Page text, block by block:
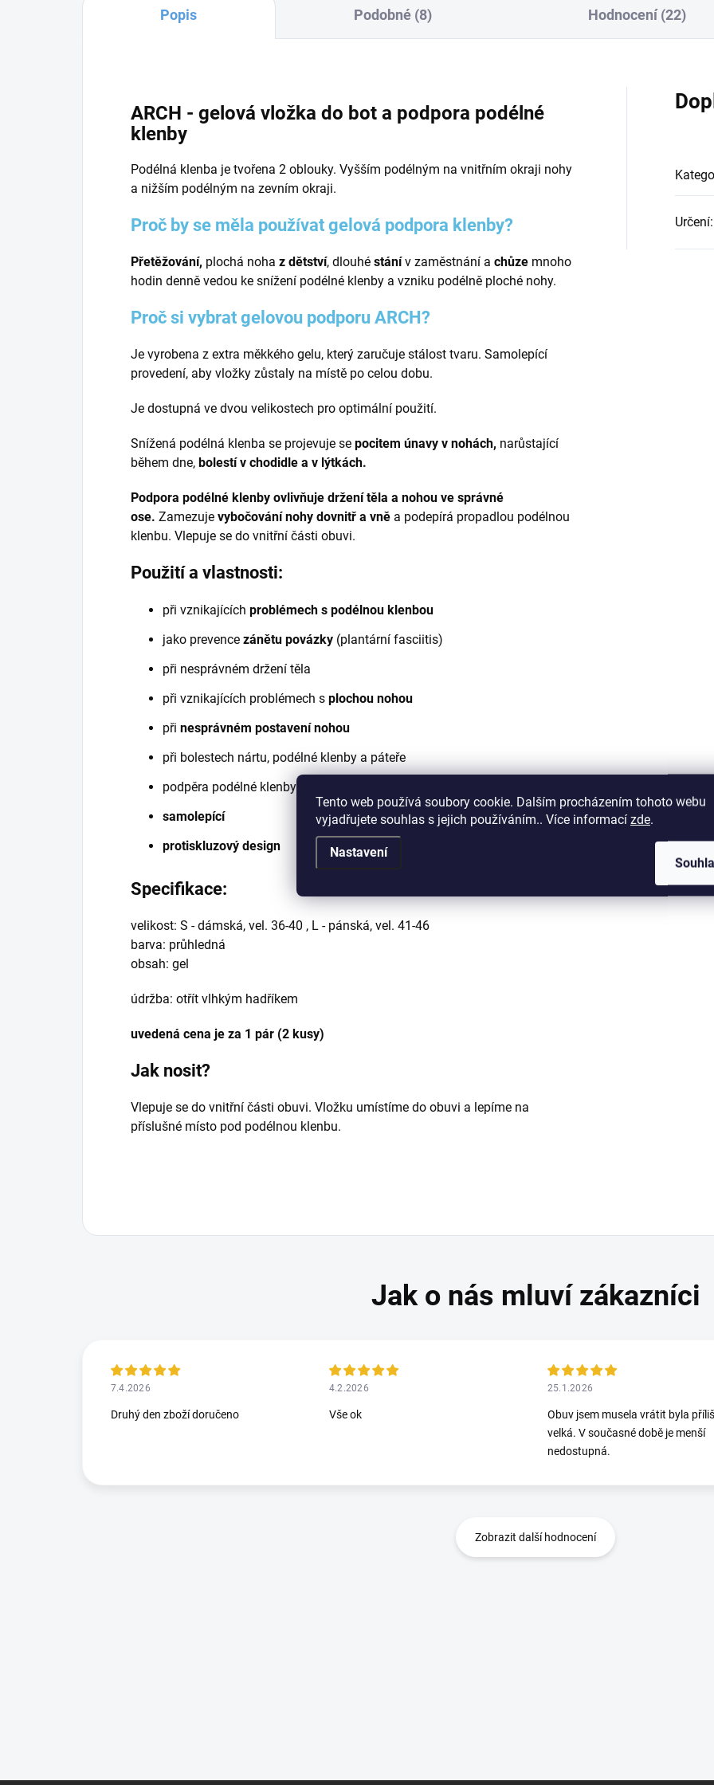
Tento web používá soubory cookie. Dalším procházením tohoto webu
vyjadřujete souhlas s jejich používáním.. Více informací zde.
Nastavení
Popis Podobné (8) Hodnocení (22)
ARCH - gelová vložka do bot a podpora podélné
klenby
Podélná klenba je tvořena 2 oblouky. Vyšším podélným na vnitřním okraji nohy
a nižším podélným na zevním okraji.
Proč by se měla používat gelová podpora klenby?
Přetěžování, plochá noha z dětství, dlouhé stánív zaměstnání a chůze mnoho
hodin denně vedou ke snížení podélné klenby a vzniku podélně ploché nohy.
Proč si vybrat gelovou podporu ARCH?
Je vyrobena z extra měkkého gelu, který zaručuje stálost tvaru. Samolepící
provedení, aby vložky zůstaly na místě po celou dobu.
Je dostupná ve dvou velikostech pro optimální použití.
Snížená podélná klenba se projevuje se pocitem únavy v nohách, narůstající
během dne, bolestí v chodidle a v lýtkách.
Podpora podélné klenby ovlivňuje držení těla a nohou ve správné
ose. Zamezuje vybočování nohy dovnitř a vně a podepírá propadlou podélnou
klenbu. Vlepuje se do vnitřní části obuvi.
Použití a vlastnosti:
při vznikajících problémech s podélnou klenbou
jako prevence zánětu povázky (plantární fasciitis)
při nesprávném držení těla
při vznikajících problémech s plochou nohou
při nesprávném postavení nohou
při bolestech nártu, podélné klenby a páteře
podpěra podélné klenby a správné zaúhlení osy těla
samolepící
protiskluzový design
Specifikace:
velikost: S - dámská, vel. 36-40 , L - pánská, vel. 41-46
barva: průhledná
obsah: gel
údržba: otřít vlhkým hadříkem
uvedená cena je za 1 pár (2 kusy)
Jak nosit?
Vlepuje se do vnitřní části obuvi. Vložku umístíme do obuvi a lepíme na
příslušné místo pod podélnou klenbu.
Určení:
7.4.2026
Druhý den zboží doručeno
4.2.2026
Vše ok
25.1.2026
Obuv jsem musela vrátit byla příliš
velká. V současné době je menší
nedostupná.
Zobrazit další hodnocení